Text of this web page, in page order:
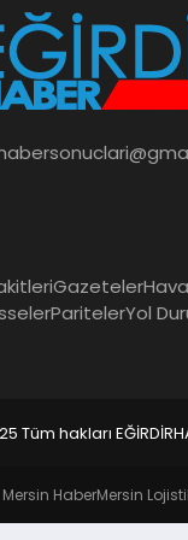
Gazeteler
ParitelerYol
Tüm hakları
Mersin HaberMersin